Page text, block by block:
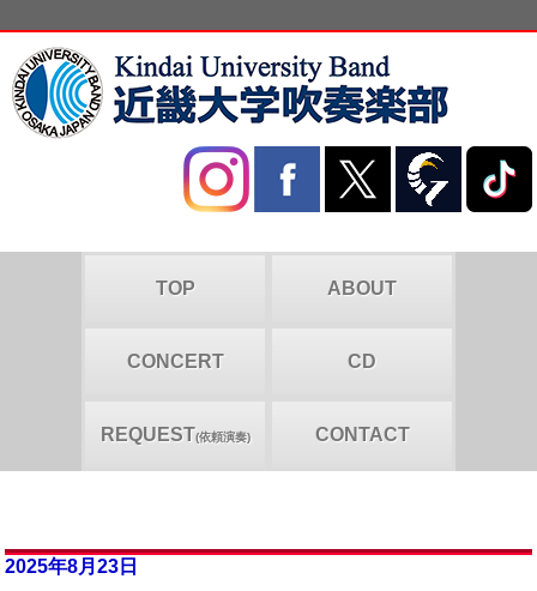
TOP ABOUT
CONCERT CD
REQUEST(依頼演奏) CONTACT
2025年8月23日